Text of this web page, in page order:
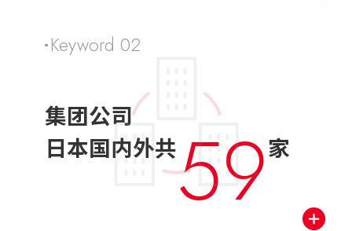
Keyword 02
集团公司
日本国内外共59家